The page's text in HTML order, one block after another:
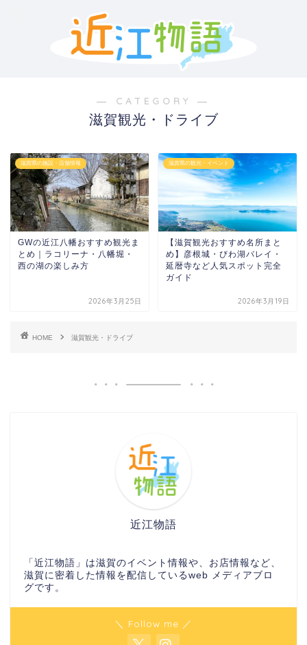
― CATEGORY ―
滋賀観光・ドライブ
滋賀県の施設・店舗情報
GWの近江八幡おすすめ観光ま
とめ｜ラコリーナ・八幡堀・
西の湖の楽しみ方
2026年3月25日
滋賀県の観光・イベント
【滋賀観光おすすめ名所まと
め】彦根城・びわ湖バレイ・
延暦寺など人気スポット完全
ガイド
2026年3月19日
HOME 滋賀観光・ドライブ
近江物語
「近江物語」は滋賀のイベント情報や、お店情報など、
滋賀に密着した情報を配信しているweb メディアブロ
グです。
＼ Follow me ／